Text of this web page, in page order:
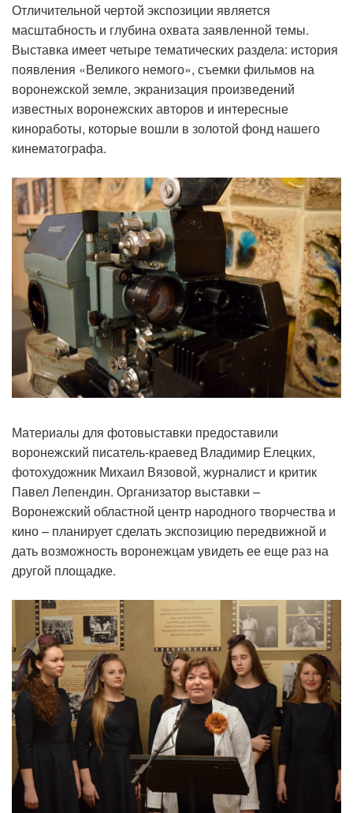
Отличительной чертой экспозиции является
масштабность и глубина охвата заявленной темы.
Выставка имеет четыре тематических раздела: история
появления «Великого немого», съемки фильмов на
воронежской земле, экранизация произведений
известных воронежских авторов и интересные
киноработы, которые вошли в золотой фонд нашего
кинематографа.
Материалы для фотовыставки предоставили
воронежский писатель-краевед Владимир Елецких,
фотохудожник Михаил Вязовой, журналист и критик
Павел Лепендин. Организатор выставки –
Воронежский областной центр народного творчества и
кино – планирует сделать экспозицию передвижной и
дать возможность воронежцам увидеть ее еще раз на
другой площадке.